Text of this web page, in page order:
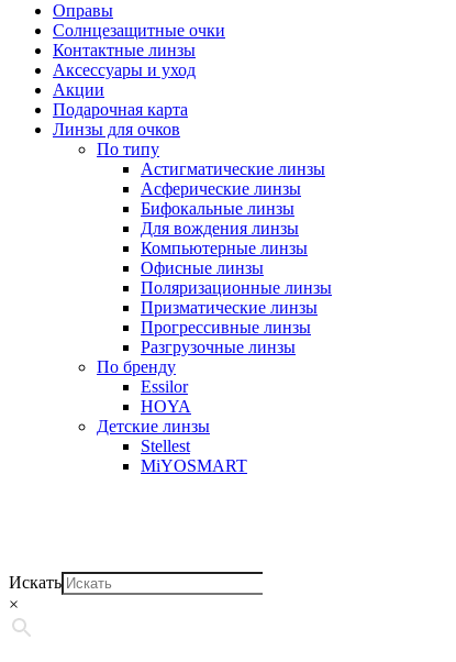
Оправы
Солнцезащитные очки
Контактные линзы
Аксессуары и уход
Акции
Подарочная карта
Линзы для очков
По типу
Астигматические линзы
Асферические линзы
Бифокальные линзы
Для вождения линзы
Компьютерные линзы
Офисные линзы
Поляризационные линзы
Призматические линзы
Прогрессивные линзы
Разгрузочные линзы
По бренду
Essilor
HOYA
Детские линзы
Stellest
MiYOSMART
Искать
×